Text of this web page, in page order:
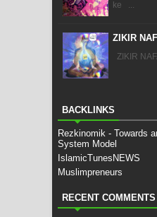
ke ...
ZIKIR
ZIKIR
BACKLINKS
Rezkinomik - Towards
System Model
IslamicTunesNEWS
Muslimpreneurs
RECENT COMMENTS